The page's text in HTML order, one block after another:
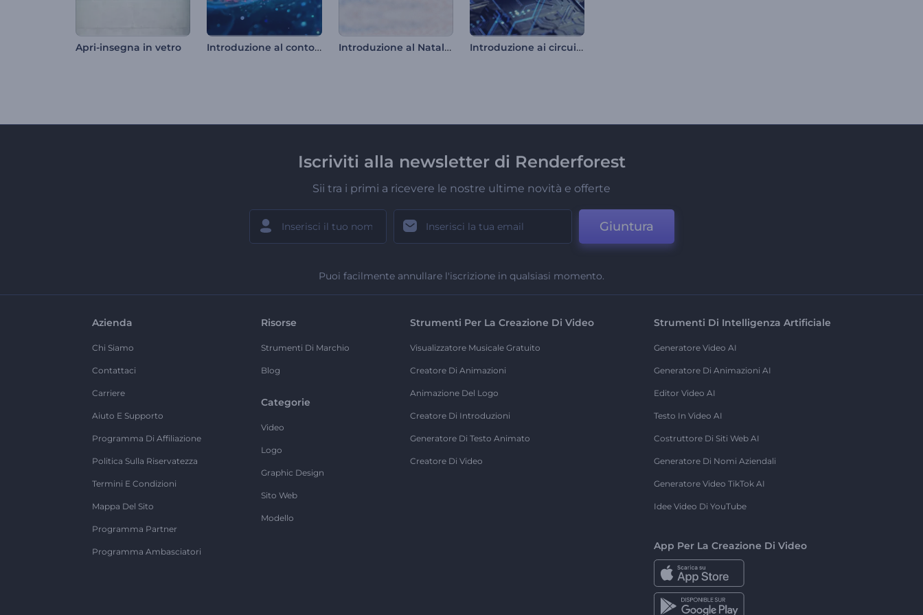
Apri-insegna in vetro Introduzione al conto alla rovescia del tunnel cosmico Introduzione al Natale lavorato a maglia Introduzione ai circuiti ad alta tecnologia
Iscriviti alla newsletter di Renderforest
Sii tra i primi a ricevere le nostre ultime novità e offerte
Giuntura
Puoi facilmente annullare l'iscrizione in qualsiasi momento.
Azienda
Chi Siamo
Contattaci
Carriere
Aiuto E Supporto
Programma Di Affiliazione
Politica Sulla Riservatezza
Termini E Condizioni
Mappa Del Sito
Programma Partner
Programma Ambasciatori
Risorse
Strumenti Di Marchio
Blog
Categorie
Video
Logo
Graphic Design
Sito Web
Modello
Strumenti Per La Creazione Di Video
Visualizzatore Musicale Gratuito
Creatore Di Animazioni
Animazione Del Logo
Creatore Di Introduzioni
Generatore Di Testo Animato
Creatore Di Video
Strumenti Di Intelligenza Artificiale
Generatore Video AI
Generatore Di Animazioni AI
Editor Video AI
Testo In Video AI
Costruttore Di Siti Web AI
Generatore Di Nomi Aziendali
Generatore Video TikTok AI
Idee Video Di YouTube
App Per La Creazione Di Video